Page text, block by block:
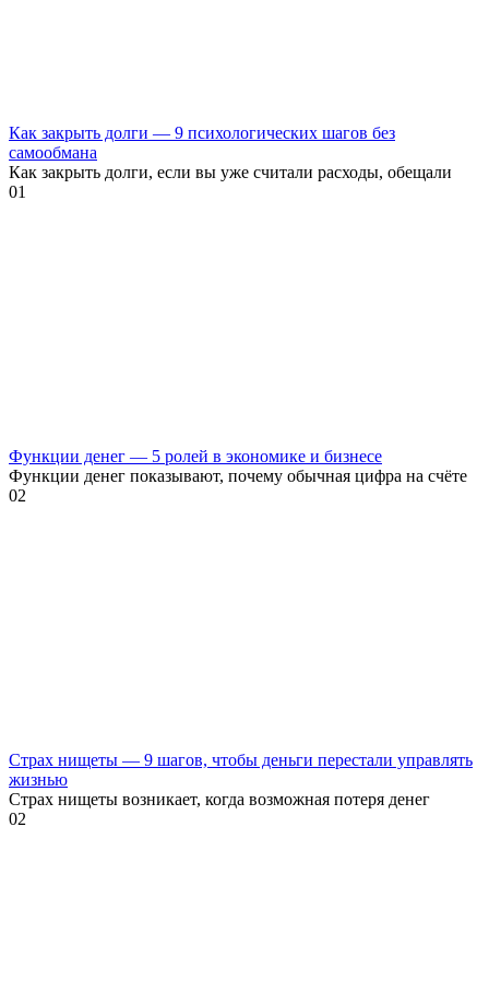
Как закрыть долги — 9 психологических шагов без
самообмана
Как закрыть долги, если вы уже считали расходы, обещали
01
Функции денег — 5 ролей в экономике и бизнесе
Функции денег показывают, почему обычная цифра на счёте
02
Страх нищеты — 9 шагов, чтобы деньги перестали управлять
жизнью
Страх нищеты возникает, когда возможная потеря денег
02